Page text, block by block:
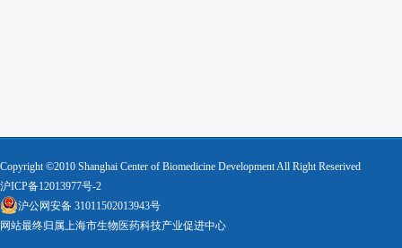
Copyright ©2010 Shanghai Center of Biomedicine Development All Right Reserived
沪ICP备12013977号-2
沪公网安备 31011502013943号
网站最终归属上海市生物医药科技产业促进中心